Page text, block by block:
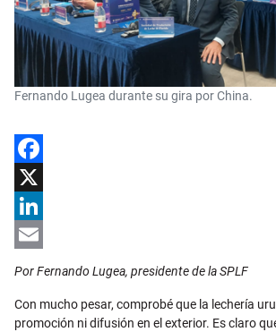
Fernando Lugea durante su gira por China.
Facebook
X
LinkedIn
Email
Por Fernando Lugea, presidente de la SPLF
Con mucho pesar, comprobé que la lechería
promoción ni difusión en el exterior. Es claro